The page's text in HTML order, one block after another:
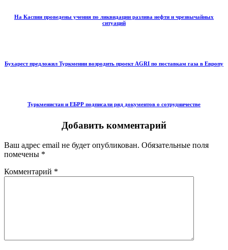
На Каспии проведены учения по ликвидации разлива нефти и чрезвычайных
ситуаций
Бухарест предложил Туркмении возродить проект AGRI по поставкам газа в Европу
Туркменистан и ЕБРР подписали ряд документов о сотрудничестве
Добавить комментарий
Ваш адрес email не будет опубликован. Обязательные поля
помечены *
Комментарий *